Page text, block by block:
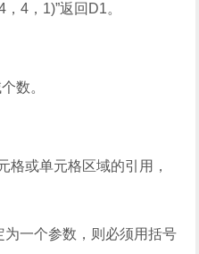
4，1)”返回D1。
数。
格或单元格区域的引用，
一个参数，则必须用括号